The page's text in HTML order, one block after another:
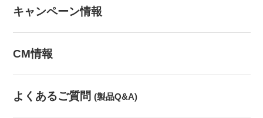
キャンペーン情報
CM情報
よくあるご質問 (製品Q&A)